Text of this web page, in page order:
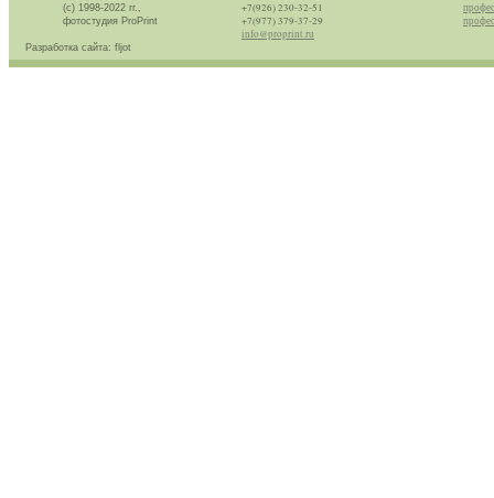
(с) 1998-2022 гг.,
фотостудия ProPrint
Разработка сайта: fljot
+7(926) 230-32-51
+7(977) 379-37-29
info@proprint.ru